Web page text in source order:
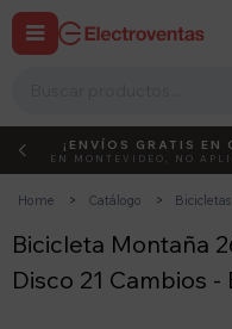

DEBUT
¡ENVÍOS GRATIS
EN MONTEVIDEO, NO
Home Catálogo Bicicletas
Bicicleta Montaña
Disco 21 Cambios -